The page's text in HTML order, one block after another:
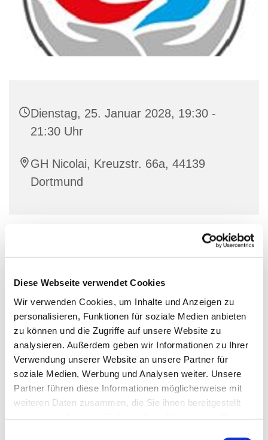
Diese Webseite verwendet Cookies
Wir verwenden Cookies, um Inhalte und Anzeigen zu
personalisieren, Funktionen für soziale Medien anbieten
zu können und die Zugriffe auf unsere Website zu
analysieren. Außerdem geben wir Informationen zu Ihrer
Verwendung unserer Website an unsere Partner für
soziale Medien, Werbung und Analysen weiter. Unsere
Partner führen diese Informationen möglicherweise mit
weiteren Daten zusammen, die Sie ihnen bereitgestellt
Dienstag, 25. Januar 2028, 19:30 -
21:30 Uhr
GH Nicolai, Kreuzstr. 66a, 44139
Dortmund